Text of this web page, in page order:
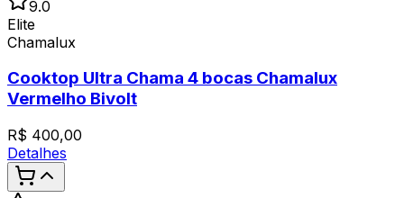
9.0
Elite
Chamalux
Cooktop Ultra Chama 4 bocas Chamalux
Vermelho Bivolt
R$ 400,00
Detalhes